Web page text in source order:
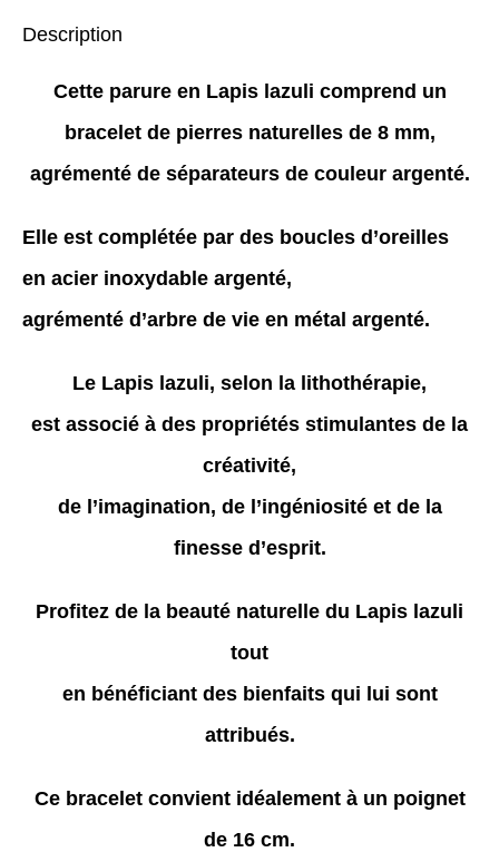
Description
Cette parure en Lapis lazuli comprend un
bracelet de pierres naturelles de 8 mm,
agrémenté de séparateurs de couleur argenté.
Elle est complétée par des boucles d’oreilles
en acier inoxydable argenté,
agrémenté d’arbre de vie en métal argenté.
Le Lapis lazuli, selon la lithothérapie,
est associé à des propriétés stimulantes de la
créativité,
de l’imagination, de l’ingéniosité et de la
finesse d’esprit.
Profitez de la beauté naturelle du Lapis lazuli
tout
en bénéficiant des bienfaits qui lui sont
attribués.
Ce bracelet convient idéalement à un poignet
de 16 cm.